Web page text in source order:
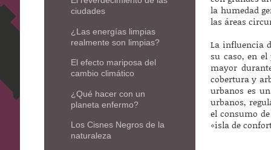
la humedad
las áreas
La influencia
su caso, en
mayor
cobertura y
urbanos es
urbanos,
el consumo
«isla de
ciudades
¿Las energías limpias
realmente son limpias?
El efecto mariposa del
cambio climático
¿Qué hacer con un
planeta enfermo?
Los Cisnes Negros de la
naturaleza